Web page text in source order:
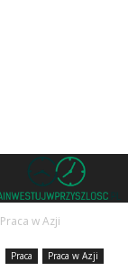
Praca w Azji
Praca Praca w Azji